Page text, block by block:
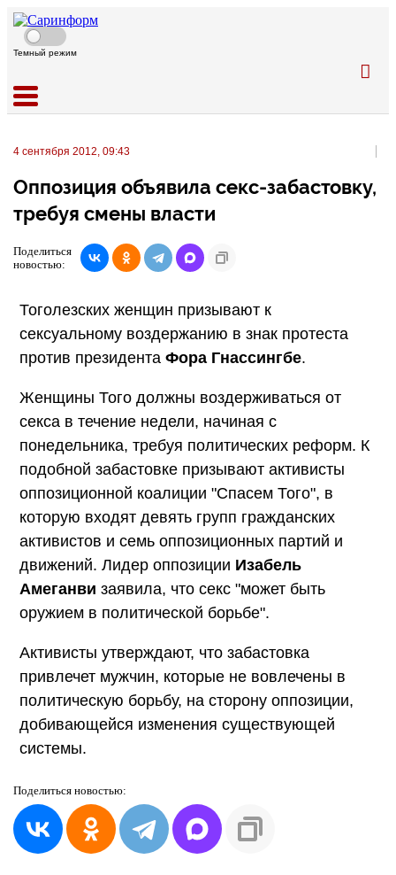
Темный режим
4 сентября 2012, 09:43
Оппозиция объявила секс-забастовку,
требуя смены власти
Поделиться
новостью:
Тоголезских женщин призывают к
сексуальному воздержанию в знак протеста
против президента Фора Гнассингбе.
Женщины Того должны воздерживаться от
секса в течение недели, начиная с
понедельника, требуя политических реформ. К
подобной забастовке призывают активисты
оппозиционной коалиции "Спасем Того", в
которую входят девять групп гражданских
активистов и семь оппозиционных партий и
движений. Лидер оппозиции Изабель
Амеганви заявила, что секс "может быть
оружием в политической борьбе".
Активисты утверждают, что забастовка
привлечет мужчин, которые не вовлечены в
политическую борьбу, на сторону оппозиции,
добивающейся изменения существующей
системы.
Поделиться новостью: